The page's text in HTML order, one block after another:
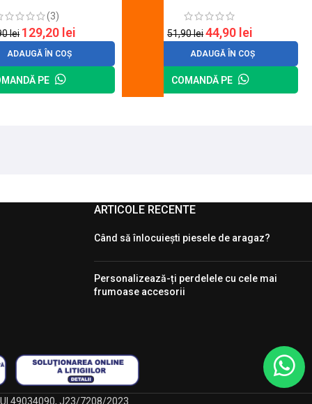
(3)
lei 129,20 lei
ADAUGĂ ÎN COȘ
PE
51,90lei44,90 lei
ADAUGĂ ÎN COȘ
COMANDĂ PE
ARTICOLE RECENTE
Când să înlocuiești piesele de aragaz?
Personalizează-ți perdelele cu cele mai
frumoase accesorii
49034090, J23/7208/2023